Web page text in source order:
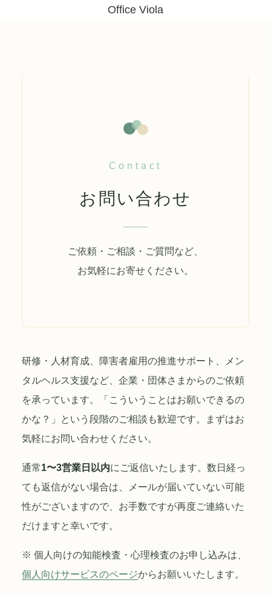
Office Viola
Contact
お問い合わせ
ご依頼・ご相談・ご質問など、
お気軽にお寄せください。
研修・人材育成、障害者雇用の推進サポート、メン
タルヘルス支援など、企業・団体さまからのご依頼
を承っています。「こういうことはお願いできるの
かな？」という段階のご相談も歓迎です。まずはお
気軽にお問い合わせください。
通常1〜3営業日以内にご返信いたします。数日経っ
ても返信がない場合は、メールが届いていない可能
性がございますので、お手数ですが再度ご連絡いた
だけますと幸いです。
※ 個人向けの知能検査・心理検査のお申し込みは、
個人向けサービスのページからお願いいたします。